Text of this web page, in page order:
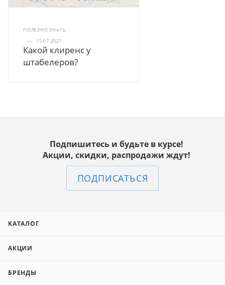
ПОЛЕЗНО ЗНАТЬ
—
15.07.2021
Какой клиренс у
штабелеров?
Подпишитесь и будьте в курсе!
Акции, скидки, распродажи ждут!
ПОДПИСАТЬСЯ
КАТАЛОГ
АКЦИИ
БРЕНДЫ